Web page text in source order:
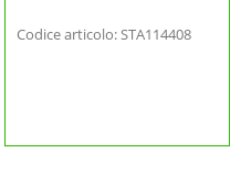
Codice articolo: STA114408